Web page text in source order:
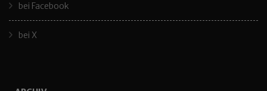
bei Facebook
bei X